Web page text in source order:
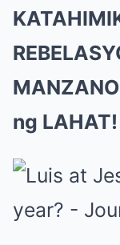
ng LAHAT!